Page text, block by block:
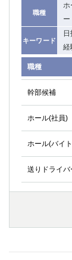
職種
ホ
ー
キーワード
経
職種
幹部候補
ホール(社員)
ホール(バイ
送りドライバ